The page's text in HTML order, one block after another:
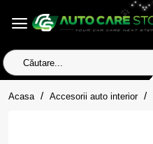
Căutare...
Acasa homeAccesorii auto interior